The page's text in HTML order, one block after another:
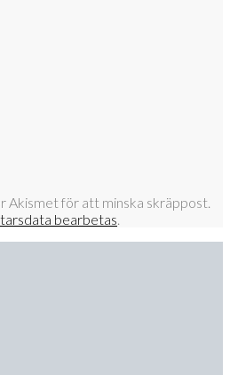
Akismet för att minska skräppost.
bearbetas.